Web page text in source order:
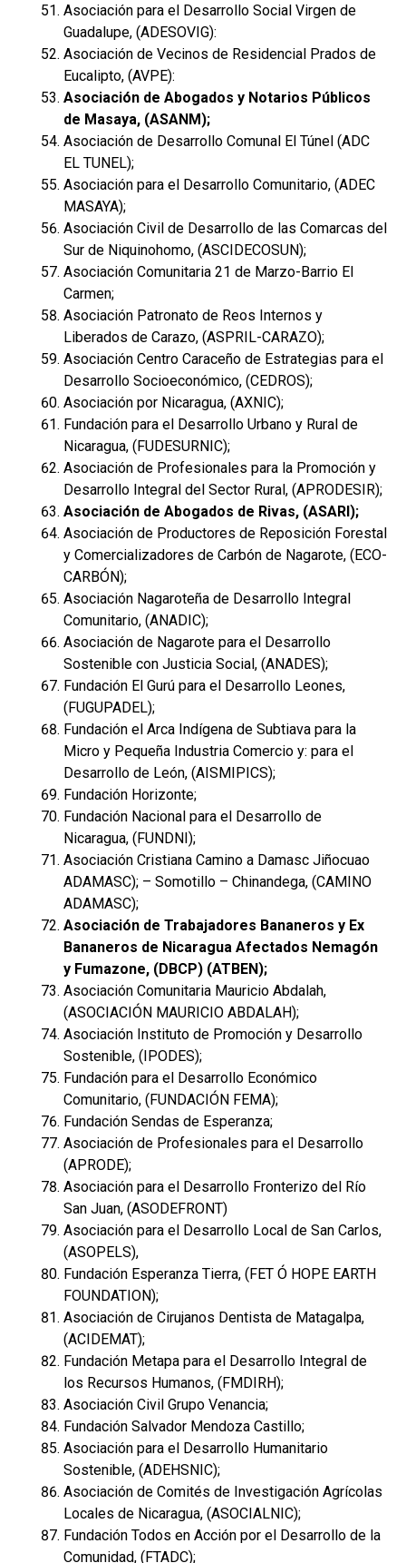
Asociación para el Desarrollo Social Virgen de
Guadalupe, (ADESOVIG):
Asociación de Vecinos de Residencial Prados de
Eucalipto, (AVPE):
Asociación de Abogados y Notarios Públicos
de Masaya, (ASANM);
Asociación de Desarrollo Comunal El Túnel (ADC
EL TUNEL);
Asociación para el Desarrollo Comunitario, (ADEC
MASAYA);
Asociación Civil de Desarrollo de las Comarcas del
Sur de Niquinohomo, (ASCIDECOSUN);
Asociación Comunitaria 21 de Marzo-Barrio El
Carmen;
Asociación Patronato de Reos Internos y
Liberados de Carazo, (ASPRIL-CARAZO);
Asociación Centro Caraceño de Estrategias para el
Desarrollo Socioeconómico, (CEDROS);
Asociación por Nicaragua, (AXNIC);
Fundación para el Desarrollo Urbano y Rural de
Nicaragua, (FUDESURNIC);
Asociación de Profesionales para la Promoción y
Desarrollo Integral del Sector Rural, (APRODESIR);
Asociación de Abogados de Rivas, (ASARI);
Asociación de Productores de Reposición Forestal
y Comercializadores de Carbón de Nagarote, (ECO-
CARBÓN);
Asociación Nagaroteña de Desarrollo Integral
Comunitario, (ANADIC);
Asociación de Nagarote para el Desarrollo
Sostenible con Justicia Social, (ANADES);
Fundación El Gurú para el Desarrollo Leones,
(FUGUPADEL);
Fundación el Arca Indígena de Subtiava para la
Micro y Pequeña Industria Comercio y: para el
Desarrollo de León, (AISMIPICS);
Fundación Horizonte;
Fundación Nacional para el Desarrollo de
Nicaragua, (FUNDNI);
Asociación Cristiana Camino a Damasc Jiñocuao
ADAMASC); – Somotillo – Chinandega, (CAMINO
ADAMASC);
Asociación de Trabajadores Bananeros y Ex
Bananeros de Nicaragua Afectados Nemagón
y Fumazone, (DBCP) (ATBEN);
Asociación Comunitaria Mauricio Abdalah,
(ASOCIACIÓN MAURICIO ABDALAH);
Asociación Instituto de Promoción y Desarrollo
Sostenible, (IPODES);
Fundación para el Desarrollo Económico
Comunitario, (FUNDACIÓN FEMA);
Fundación Sendas de Esperanza;
Asociación de Profesionales para el Desarrollo
(APRODE);
Asociación para el Desarrollo Fronterizo del Río
San Juan, (ASODEFRONT)
Asociación para el Desarrollo Local de San Carlos,
(ASOPELS),
Fundación Esperanza Tierra, (FET Ó HOPE EARTH
FOUNDATION);
Asociación de Cirujanos Dentista de Matagalpa,
(ACIDEMAT);
Fundación Metapa para el Desarrollo Integral de
los Recursos Humanos, (FMDIRH);
Asociación Civil Grupo Venancia;
Fundación Salvador Mendoza Castillo;
Asociación para el Desarrollo Humanitario
Sostenible, (ADEHSNIC);
Asociación de Comités de Investigación Agrícolas
Locales de Nicaragua, (ASOCIALNIC);
Fundación Todos en Acción por el Desarrollo de la
Comunidad, (FTADC);